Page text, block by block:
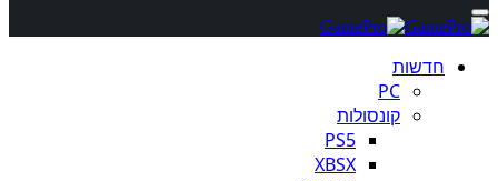
חדשות
PC
קונסולות
PS5
XBSX